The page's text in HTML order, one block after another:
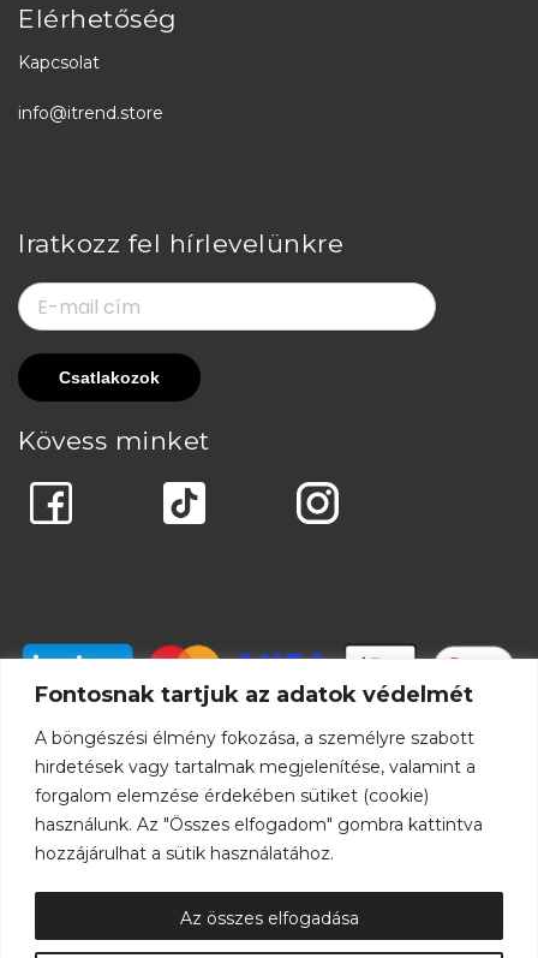
Fontosnak tartjuk az adatok védelmét
A böngészési élmény fokozása, a személyre szabott
hirdetések vagy tartalmak megjelenítése, valamint a
forgalom elemzése érdekében sütiket (cookie)
használunk. Az "Összes elfogadom" gombra kattintva
hozzájárulhat a sütik használatához.
Az összes elfogadása
Elérhetőség
Kapcsolat
info@itrend.store
Iratkozz fel hírlevelünkre
Kövess minket